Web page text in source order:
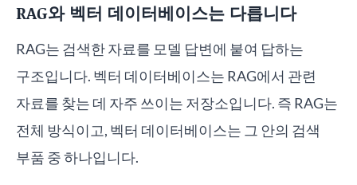
RAG와 벡터 데이터베이스는 다릅니다
RAG는 검색한 자료를 모델 답변에 붙여 답하는
구조입니다. 벡터 데이터베이스는 RAG에서 관련
자료를 찾는 데 자주 쓰이는 저장소입니다. 즉 RAG는
전체 방식이고, 벡터 데이터베이스는 그 안의 검색
부품 중 하나입니다.